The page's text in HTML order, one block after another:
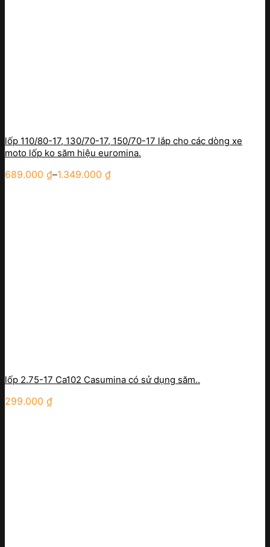
lốp 110/80-17, 130/70-17, 150/70-17 lắp cho các dòng xe
moto lốp ko săm hiệu euromina.
689.000 ₫–1.349.000 ₫
lốp 2.75-17 Ca102 Casumina có sử dụng săm..
299.000 ₫